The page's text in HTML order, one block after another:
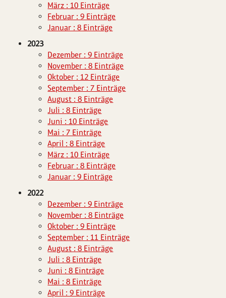
März : 10 Einträge
Februar : 9 Einträge
Januar : 8 Einträge
2023
Dezember : 9 Einträge
November : 8 Einträge
Oktober : 12 Einträge
September : 7 Einträge
August : 8 Einträge
Juli : 8 Einträge
Juni : 10 Einträge
Mai : 7 Einträge
April : 8 Einträge
März : 10 Einträge
Februar : 8 Einträge
Januar : 9 Einträge
2022
Dezember : 9 Einträge
November : 8 Einträge
Oktober : 9 Einträge
September : 11 Einträge
August : 8 Einträge
Juli : 8 Einträge
Juni : 8 Einträge
Mai : 8 Einträge
April : 9 Einträge